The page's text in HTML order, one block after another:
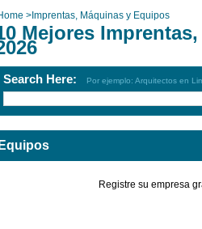
> Imprentas, Máquinas y Equipos
Mejores
Search Here: Por ejemplo: Arquitectos en
Registre su empresa